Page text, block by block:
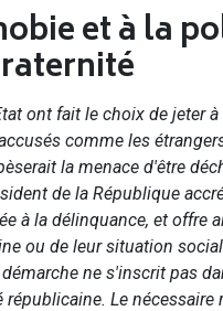
et à la
ont fait le choix de jeter
comme les
la menace d'être
de la République
à la délinquance, et offre
ou de leur situation
ne s'inscrit pas
Le